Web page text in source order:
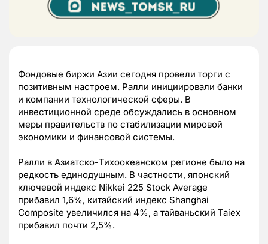
Фондовые биржи Азии сегодня провели торги с
позитивным настроем. Ралли инициировали банки
и компании технологической сферы. В
инвестиционной среде обсуждались в основном
меры правительств по стабилизации мировой
экономики и финансовой системы.
Ралли в Азиатско-Тихоокеанском регионе было на
редкость единодушным. В частности, японский
ключевой индекс Nikkei 225 Stock Average
прибавил 1,6%, китайский индекс Shanghai
Composite увеличился на 4%, а тайваньский Taiex
прибавил почти 2,5%.